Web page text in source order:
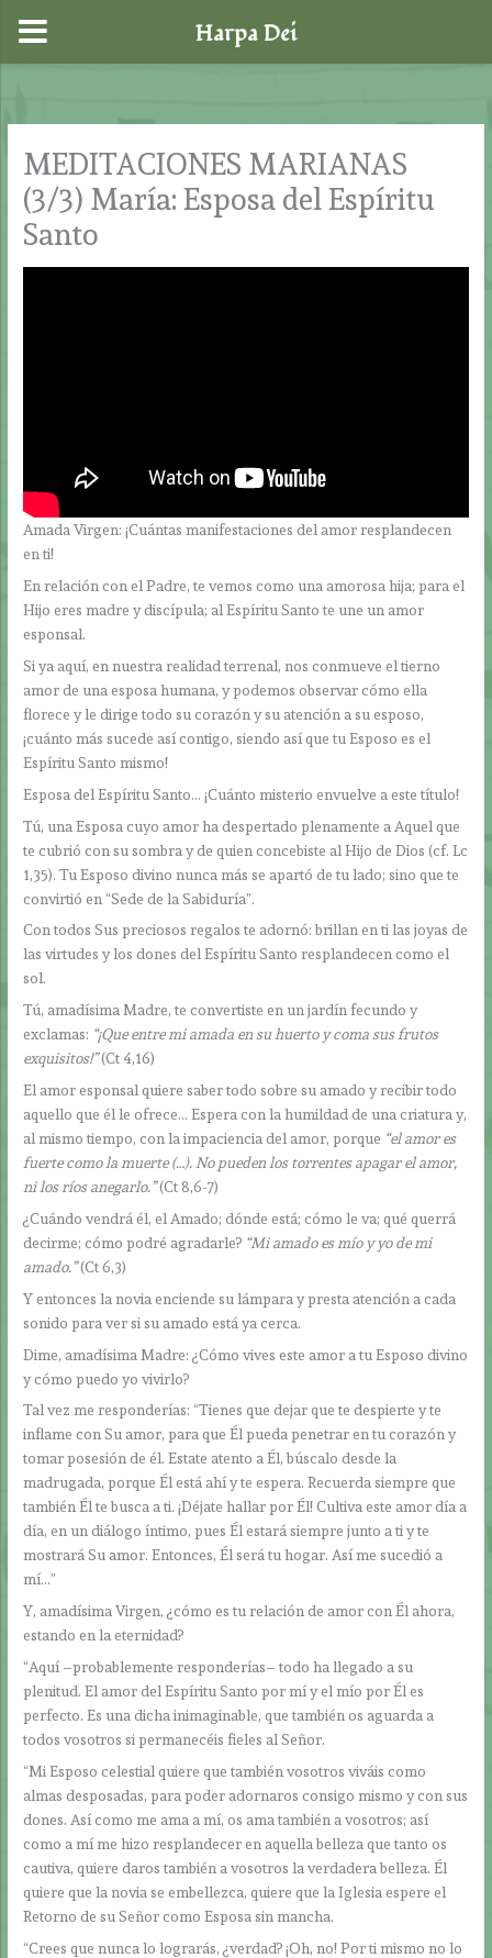
contenido
MEDITACIONES MARIANAS
(3/3) María: Esposa del Espíritu
Santo
Amada Virgen: ¡Cuántas manifestaciones del amor resplandecen
en ti!
En relación con el Padre, te vemos como una amorosa hija; para el
Hijo eres madre y discípula; al Espíritu Santo te une un amor
esponsal.
Si ya aquí, en nuestra realidad terrenal, nos conmueve el tierno
amor de una esposa humana, y podemos observar cómo ella
florece y le dirige todo su corazón y su atención a su esposo,
¡cuánto más sucede así contigo, siendo así que tu Esposo es el
Espíritu Santo mismo!
Esposa del Espíritu Santo… ¡Cuánto misterio envuelve a este título!
Tú, una Esposa cuyo amor ha despertado plenamente a Aquel que
te cubrió con su sombra y de quien concebiste al Hijo de Dios (cf. Lc
1,35). Tu Esposo divino nunca más se apartó de tu lado; sino que te
convirtió en “Sede de la Sabiduría”.
Con todos Sus preciosos regalos te adornó: brillan en ti las joyas de
las virtudes y los dones del Espíritu Santo resplandecen como el
sol.
Tú, amadísima Madre, te convertiste en un jardín fecundo y
exclamas: “¡Que entre mi amada en su huerto y coma sus frutos
exquisitos!”(Ct 4,16)
El amor esponsal quiere saber todo sobre su amado y recibir todo
aquello que él le ofrece… Espera con la humildad de una criatura y,
al mismo tiempo, con la impaciencia del amor, porque “el amor es
fuerte como la muerte (…). No pueden los torrentes apagar el amor,
ni los ríos anegarlo.”(Ct 8,6-7)
¿Cuándo vendrá él, el Amado; dónde está; cómo le va; qué querrá
decirme; cómo podré agradarle? “Mi amado es mío y yo de mi
amado.”(Ct 6,3)
Y entonces la novia enciende su lámpara y presta atención a cada
sonido para ver si su amado está ya cerca.
Dime, amadísima Madre: ¿Cómo vives este amor a tu Esposo divino
y cómo puedo yo vivirlo?
Tal vez me responderías: “Tienes que dejar que te despierte y te
inflame con Su amor, para que Él pueda penetrar en tu corazón y
tomar posesión de él. Estate atento a Él, búscalo desde la
madrugada, porque Él está ahí y te espera. Recuerda siempre que
también Él te busca a ti. ¡Déjate hallar por Él! Cultiva este amor día a
día, en un diálogo íntimo, pues Él estará siempre junto a ti y te
mostrará Su amor. Entonces, Él será tu hogar. Así me sucedió a
mí…”
Y, amadísima Virgen, ¿cómo es tu relación de amor con Él ahora,
estando en la eternidad?
“Aquí –probablemente responderías– todo ha llegado a su
plenitud. El amor del Espíritu Santo por mí y el mío por Él es
perfecto. Es una dicha inimaginable, que también os aguarda a
todos vosotros si permanecéis fieles al Señor.
“Mi Esposo celestial quiere que también vosotros viváis como
almas desposadas, para poder adornaros consigo mismo y con sus
dones. Así como me ama a mí, os ama también a vosotros; así
como a mí me hizo resplandecer en aquella belleza que tanto os
cautiva, quiere daros también a vosotros la verdadera belleza. Él
quiere que la novia se embellezca, quiere que la Iglesia espere el
Retorno de su Señor como Esposa sin mancha.
“Crees que nunca lo lograrás, ¿verdad? ¡Oh, no! Por ti mismo no lo
Harpa Dei